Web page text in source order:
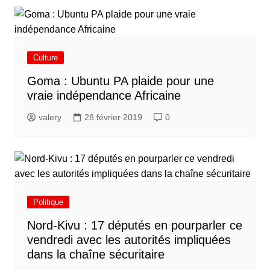
Culture
Goma : Ubuntu PA plaide pour une
vraie indépendance Africaine
valery 28 février 2019 0
Politique
Nord-Kivu : 17 députés en pourparler ce
vendredi avec les autorités impliquées
dans la chaîne sécuritaire